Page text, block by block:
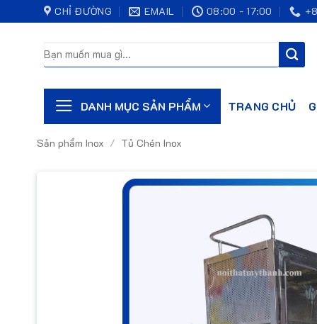
CHỈ ĐƯỜNG EMAIL 08:00 - 17:00
Tìm
kiếm:
DANH MỤC SẢN PHẨM TRANG CHỦ
Sản phẩm Inox / Tủ Chén Inox